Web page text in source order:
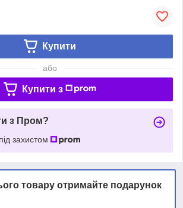
Купити
або
Купити з
з Пром?
захистом
товару отримайте подарунок